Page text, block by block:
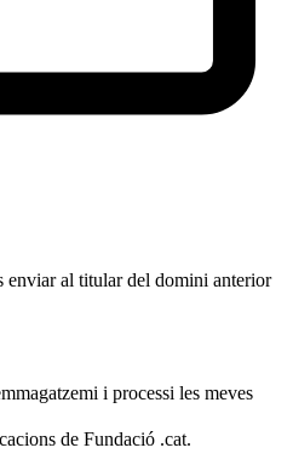
enviar al titular del domini anterior
i processi les meves
de Fundació .cat.